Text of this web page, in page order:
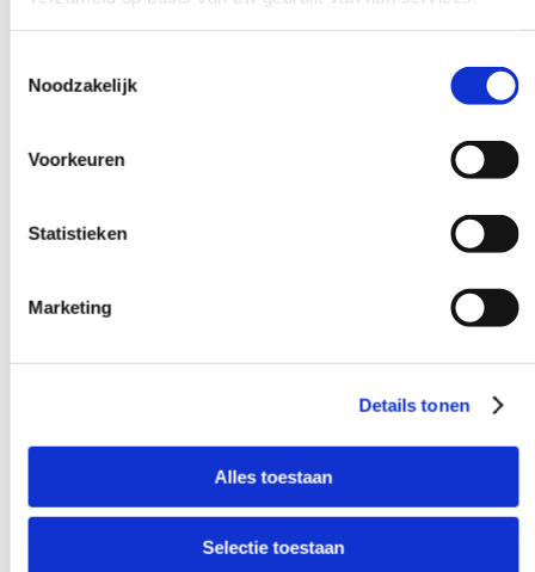
Noodzakelijk
Voorkeuren
Statistieken
Marketing
Details tonen
Alles toestaan
Selectie toestaan